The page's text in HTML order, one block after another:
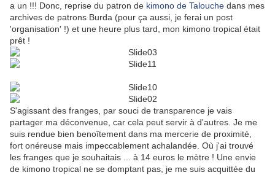
a un !!! Donc, reprise du patron de kimono de Talouche dans mes
archives de patrons Burda (pour ça aussi, je ferai un post
'organisation' !) et une heure plus tard, mon kimono tropical était
prêt !
S'agissant des franges, par souci de transparence je vais
partager ma déconvenue, car cela peut servir à d'autres. Je me
suis rendue bien benoîtement dans ma mercerie de proximité,
fort onéreuse mais impeccablement achalandée. Où j'ai trouvé
les franges que je souhaitais ... à 14 euros le mètre ! Une envie
de kimono tropical ne se domptant pas, je me suis acquittée du